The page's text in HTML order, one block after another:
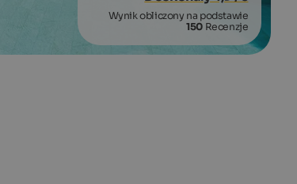
Wynik obliczony na podstawie
150 Recenzje